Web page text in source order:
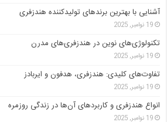
آشنایی با بهترین برندهای تولیدکننده هندزفری
19 نوامبر, 2025
تکنولوژی‌های نوین در هندزفری‌های مدرن
19 نوامبر, 2025
تفاوت‌های کلیدی: هندزفری، هدفون و ایربادز
19 نوامبر, 2025
انواع هندزفری و کاربردهای آن‌ها در زندگی روزمره
19 نوامبر, 2025